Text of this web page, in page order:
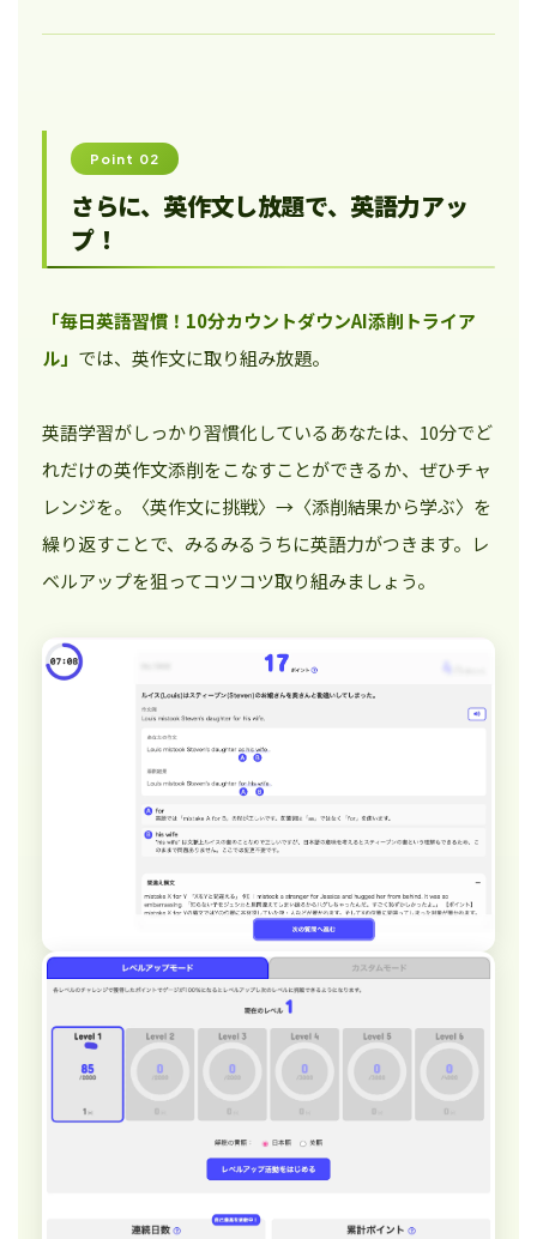
Point 02
さらに、英作文し放題で、英語力アッ
プ！
「毎日英語習慣！10分カウントダウンAI添削トライア
ル」 では、英作文に取り組み放題。
英語学習がしっかり習慣化しているあなたは、10分でど
れだけの英作文添削をこなすことができるか、ぜひチャ
レンジを。〈英作文に挑戦〉→〈添削結果から学ぶ〉を
繰り返すことで、みるみるうちに英語力がつきます。レ
ベルアップを狙ってコツコツ取り組みましょう。